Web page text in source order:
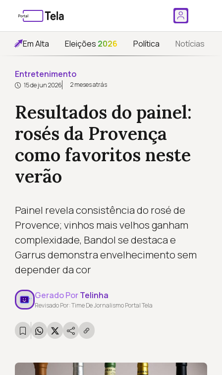
Em Alta Eleições 2026 Política Notícias
Entretenimento
15 de jun 2026 2 meses atrás
Resultados do painel:
rosés da Provença
como favoritos neste
verão
Painel revela consistência do rosé de
Provence; vinhos mais velhos ganham
complexidade, Bandol se destaca e
Garrus demonstra envelhecimento sem
depender da cor
Gerado PorTelinha
Revisado Por: Time De Jornalismo Portal Tela